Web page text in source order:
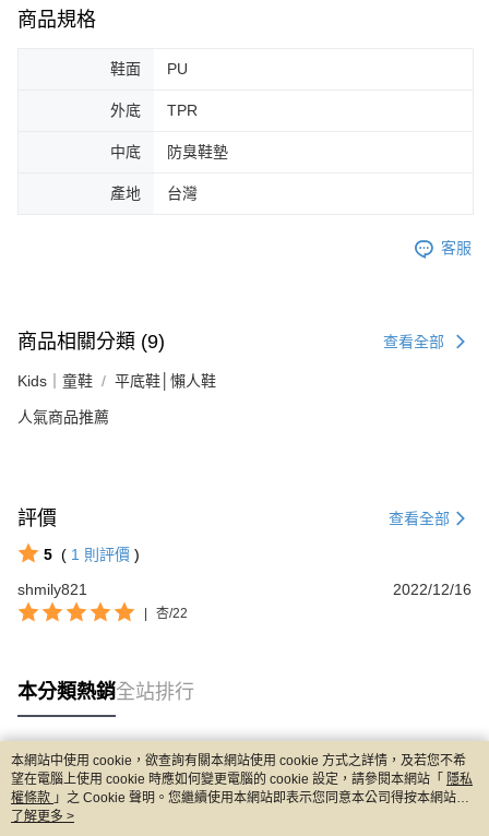
商品規格
鞋面 PU
外底 TPR
中底 防臭鞋墊
產地 台灣
客服
商品相關分類 (9) 查看全部
Kids｜童鞋 平底鞋│懶人鞋
人氣商品推薦
評價 查看全部
5 ( 1 則評價 )
shmily821
2022/12/16
| 杏/22
本分類熱銷全站排行
熱門標籤
本網站中使用 cookie，欲查詢有關本網站使用 cookie 方式之詳情，及若您不希
望在電腦上使用 cookie 時應如何變更電腦的 cookie 設定，請參閱本網站「 隱私
權條款 」之 Cookie 聲明。您繼續使用本網站即表示您同意本公司得按本網站使
用條款之 Cookie 聲明使用 cookie。
了解更多 >